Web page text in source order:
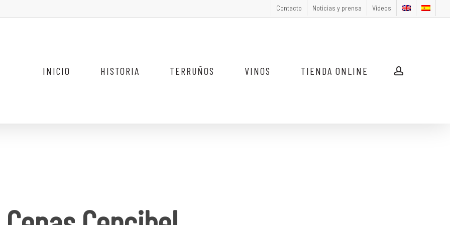
Contacto Noticias y prensa Vídeos
INICIO HISTORIA TERRUÑOS VINOS TIENDA ONLINE account